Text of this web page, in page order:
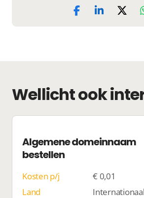
Wellicht ook
Algemene domeinnaam
bestellen
Kosten p/j
€ 0,01
Land
Internationaal